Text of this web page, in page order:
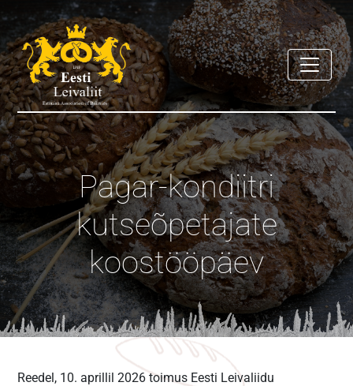
Pagar-kondiitri
kutseõpetajate
koostööpäev
Reedel, 10. aprillil 2026 toimus Eesti Leivaliidu